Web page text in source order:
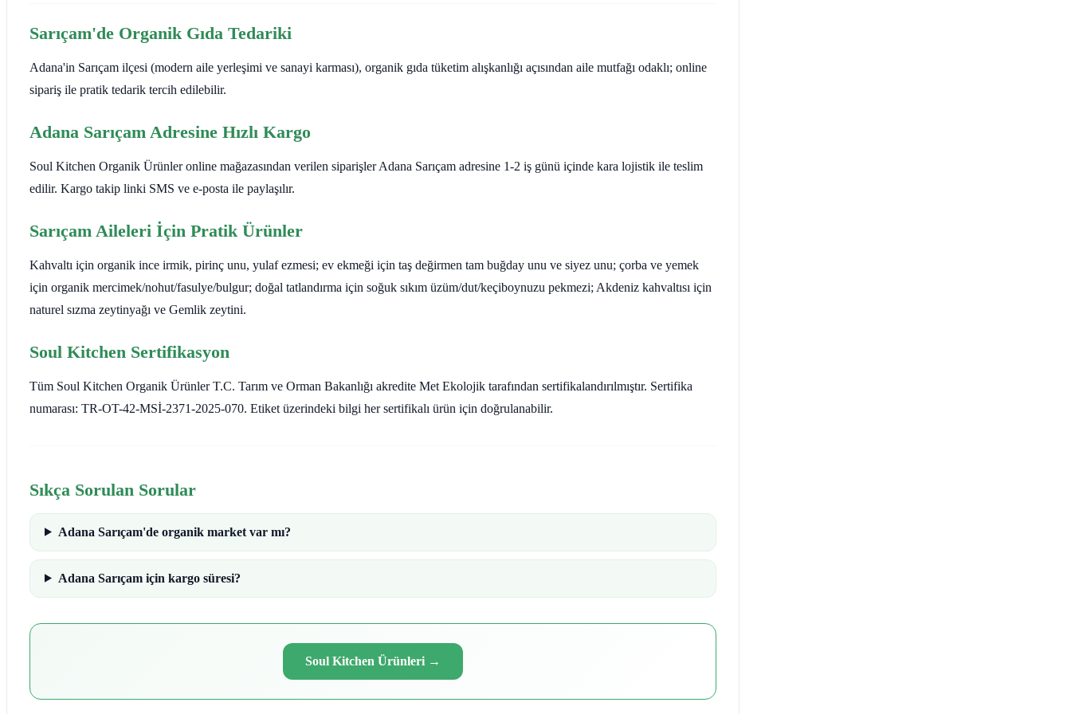
Sarıçam'de Organik Gıda Tedariki
Adana'in Sarıçam ilçesi (modern aile yerleşimi ve sanayi karması), organik gıda tüketim alışkanlığı açısından aile mutfağı odaklı; online
sipariş ile pratik tedarik tercih edilebilir.
Adana Sarıçam Adresine Hızlı Kargo
Soul Kitchen Organik Ürünler online mağazasından verilen siparişler Adana Sarıçam adresine 1-2 iş günü içinde kara lojistik ile teslim
edilir. Kargo takip linki SMS ve e-posta ile paylaşılır.
Sarıçam Aileleri İçin Pratik Ürünler
Kahvaltı için organik ince irmik, pirinç unu, yulaf ezmesi; ev ekmeği için taş değirmen tam buğday unu ve siyez unu; çorba ve yemek
için organik mercimek/nohut/fasulye/bulgur; doğal tatlandırma için soğuk sıkım üzüm/dut/keçiboynuzu pekmezi; Akdeniz kahvaltısı için
naturel sızma zeytinyağı ve Gemlik zeytini.
Soul Kitchen Sertifikasyon
Tüm Soul Kitchen Organik Ürünler T.C. Tarım ve Orman Bakanlığı akredite Met Ekolojik tarafından sertifikalandırılmıştır. Sertifika
numarası: TR-OT-42-MSİ-2371-2025-070. Etiket üzerindeki bilgi her sertifikalı ürün için doğrulanabilir.
Sıkça Sorulan Sorular
Adana Sarıçam'de organik market var mı?
Adana Sarıçam için kargo süresi?
Soul Kitchen Ürünleri →